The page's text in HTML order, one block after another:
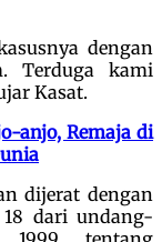
dengan
Terduga kami
Kasat.
anjo, Remaja di
dijerat dengan
18 dari undang-